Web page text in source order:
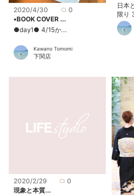
2020/4/30
0
▪BOOK COVER ...
●day1● 4/15か...
Kawano Tomomi
下関店
日本
限り
2020/2/29
0
現象と本質...